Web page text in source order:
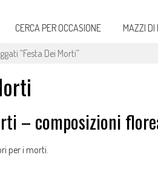
CERCA PER OCCASIONE MAZZI DI
“Festa Dei Morti”
– composizioni
per i morti.